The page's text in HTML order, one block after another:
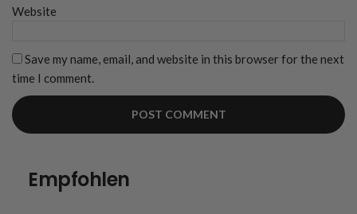
Website
Save my name, email, and website in this browser for the next
time I comment.
Empfohlen